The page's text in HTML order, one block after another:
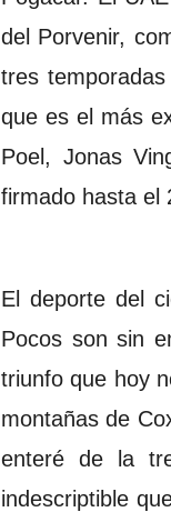
del Porvenir,
tres
que es el más
Poel, Jonas
firmado hasta el
El deporte del
Pocos son sin
triunfo que hoy
montañas de
enteré de la
indescriptible